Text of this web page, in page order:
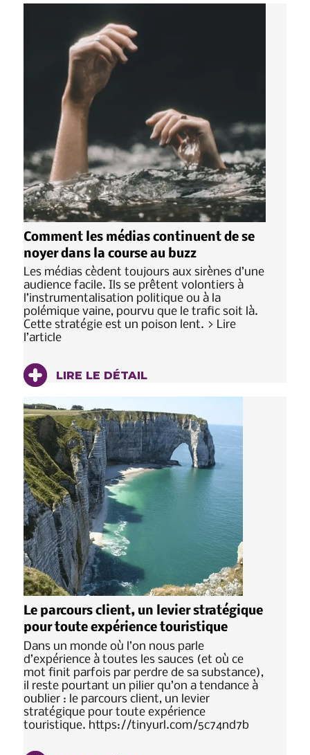
Comment les médias continuent de se
noyer dans la course au buzz
Les médias cèdent toujours aux sirènes d’une
audience facile. Ils se prêtent volontiers à
l’instrumentalisation politique ou à la
polémique vaine, pourvu que le trafic soit là.
Cette stratégie est un poison lent. > Lire
l’article
LIRE LE DÉTAIL
Le parcours client, un levier stratégique
pour toute expérience touristique
Dans un monde où l’on nous parle
d’expérience à toutes les sauces (et où ce
mot finit parfois par perdre de sa substance),
il reste pourtant un pilier qu’on a tendance à
oublier : le parcours client, un levier
stratégique pour toute expérience
touristique. https://tinyurl.com/5c74nd7b